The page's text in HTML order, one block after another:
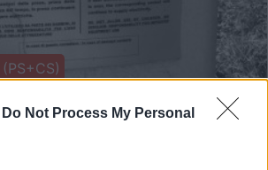
Do Not Process My Personal